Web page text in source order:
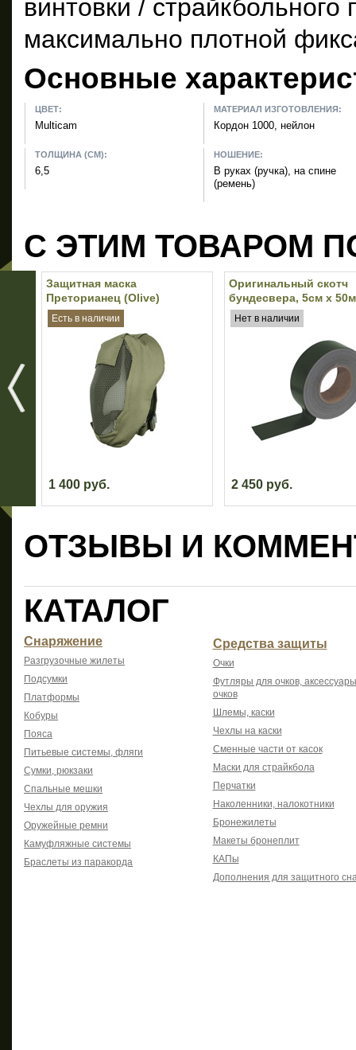
винтовки /
максимально плотной
Основные
ЦВЕТ:
Multicam
МАТЕРИАЛ ИЗГОТОВЛЕНИЯ:
Кордон 1000, нейлон
ТОЛЩИНА (СМ):
6,5
НОШЕНИЕ:
В руках (ручка), на спине
(ремень)
С ЭТИМ ТОВАРОМ
Защитная маска
Преторианец (Olive)
Есть в наличии
1 400 руб.
Оригинальный скотч
бундесвера, 5см х 50м
(Olive)
Нет в наличии
2 450 руб.
ОТЗЫВЫ И
КАТАЛОГ
Снаряжение
Разгрузочные жилеты
Подсумки
Платформы
Кобуры
Пояса
Питьевые системы, фляги
Сумки, рюкзаки
Спальные мешки
Чехлы для оружия
Оружейные ремни
Камуфляжные системы
Браслеты из паракорда
Средства защиты
Очки
Футляры для очков,
очков
Шлемы, каски
Чехлы на каски
Сменные части от касок
Маски для страйкбола
Перчатки
Наколенники, налокотники
Бронежилеты
Макеты бронеплит
КАПы
Дополнения для защитного